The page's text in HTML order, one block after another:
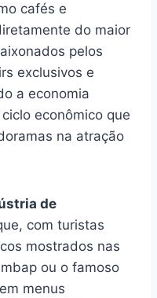
cafés e
do maior
pelos
exclusivos e
a economia
econômico que
na atração
de
com turistas
mostrados nas
ou o famoso
menus